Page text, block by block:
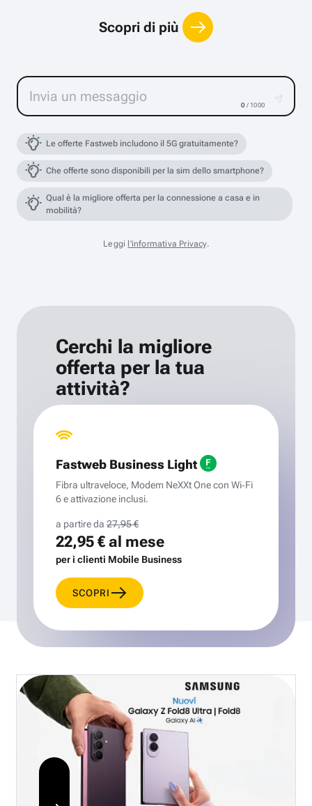
Scopri di più
0 / 1000
Le offerte Fastweb includono il 5G gratuitamente?
Che offerte sono disponibili per la sim dello smartphone?
Qual è la migliore offerta per la connessione a casa e in
mobilità?
Leggi l'informativa Privacy.
Cerchi la migliore
offerta per la tua
attività?
Fastweb Business Light
Fibra ultraveloce, Modem NeXXt One con Wi‑Fi
6 e attivazione inclusi.
a partire da 27,95 €
22,95 €al mese
per i clienti Mobile Business
SCOPRI